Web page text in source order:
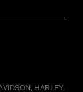
HARLEY,